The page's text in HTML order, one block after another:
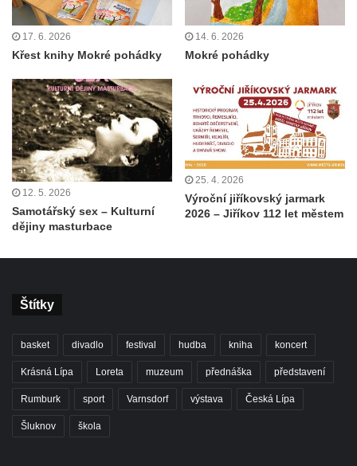
17. 6. 2026
Křest knihy Mokré pohádky
14. 6. 2026
Mokré pohádky
12. 5. 2026
Samotářský sex – Kulturní
dějiny masturbace
25. 4. 2026
Výroční jiříkovský jarmark
2026 – Jiříkov 112 let městem
Štítky
basket divadlo festival hudba kniha koncert
Krásná Lípa Loreta muzeum přednáška představení
Rumburk sport Varnsdorf výstava Česká Lípa
Šluknov škola